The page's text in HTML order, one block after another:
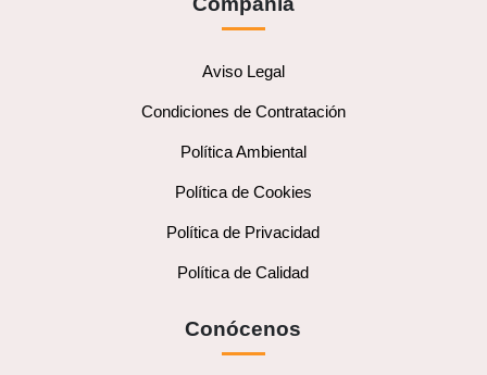
Aviso Legal
Condiciones de Contratación
Política Ambiental
Política de Cookies
Política de Privacidad
Política de Calidad
Conócenos